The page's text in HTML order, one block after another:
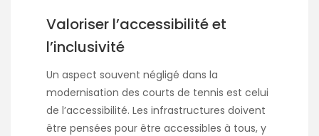
Valoriser l’accessibilité et
l’inclusivité
Un aspect souvent négligé dans la
modernisation des courts de tennis est celui
de l’accessibilité. Les infrastructures doivent
être pensées pour être accessibles à tous, y